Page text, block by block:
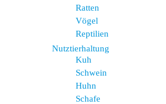
Ratten
Vögel
Reptilien
Nutztierhaltung
Kuh
Schwein
Huhn
Schafe